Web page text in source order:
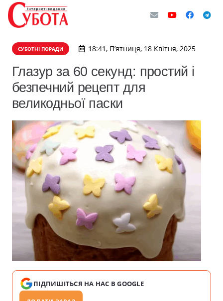
СУБОТНІ ПОРАДИ 18:41, П’ятниця, 18 Квітня, 2025
Глазур за 60 секунд: простий і
безпечний рецепт для
великодньої паски
ПІДПИШІТЬСЯ НА НАС В GOOGLE